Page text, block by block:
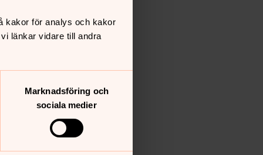
kakor för analys och kakor
länkar vidare till andra
Marknadsföring och
sociala medier